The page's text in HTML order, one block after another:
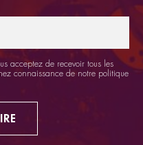
acceptez de recevoir tous les
connaissance de notre politique